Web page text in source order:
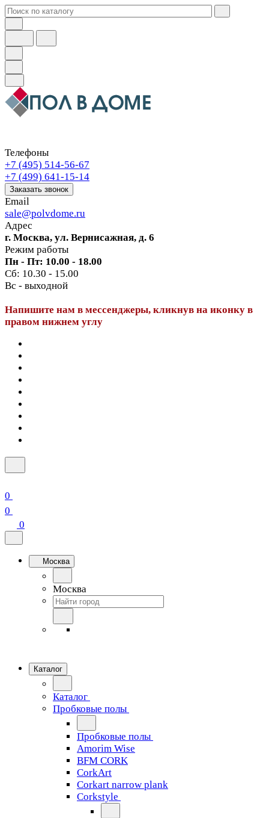
Телефоны
+7 (495) 514-56-67
+7 (499) 641-15-14
Заказать звонок
Email
sale@polvdome.ru
Адрес
г. Москва, ул. Вернисажная, д. 6
Режим работы
Пн - Пт: 10.00 - 18.00
Сб: 10.30 - 15.00
Вс - выходной
Напишите нам в мессенджеры, кликнув на иконку в
правом нижнем углу
0
0
0
Москва
Москва
Каталог
Каталог
Пробковые полы
Пробковые полы
Amorim Wise
BFM CORK
CorkArt
Corkart narrow plank
Corkstyle